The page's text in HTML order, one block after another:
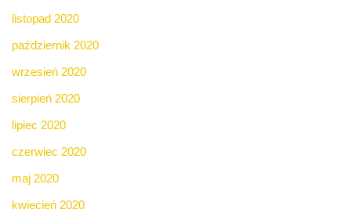
listopad 2020
październik 2020
wrzesień 2020
sierpień 2020
lipiec 2020
czerwiec 2020
maj 2020
kwiecień 2020